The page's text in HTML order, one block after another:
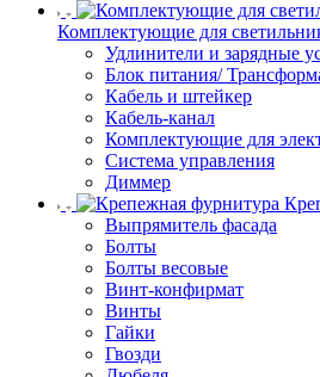
Комплектующие для
Удлинители и зарядные
Блок питания/
Кабель и штейкер
Кабель-канал
Комплектующие для
Система управления
Диммер
Выпрямитель фасада
Болты
Болты весовые
Винт-конфирмат
Винты
Гайки
Гвозди